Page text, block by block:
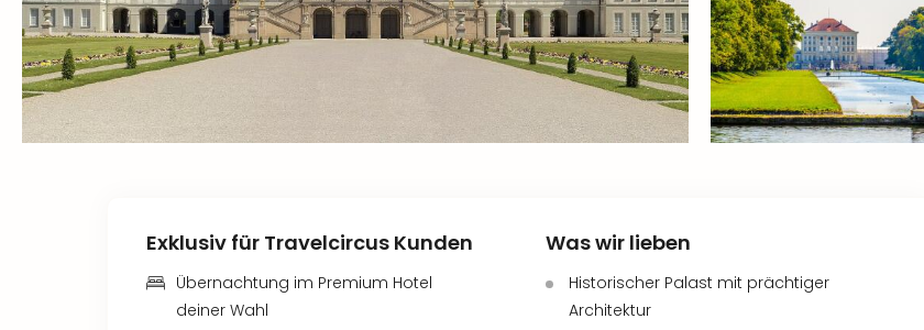
Exklusiv für Travelcircus Kunden
Übernachtung im Premium Hotel
deiner Wahl
Was wir lieben
Historischer Palast mit prächtiger
Architektur